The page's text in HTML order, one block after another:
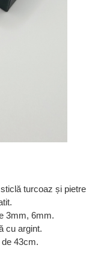
turcoaz și pietre
3mm, 6mm.
cu argint.
43cm.